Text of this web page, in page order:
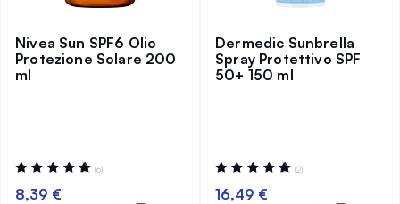
Nivea Sun SPF6 Olio
Protezione Solare 200
ml
Valutazione:
98%
(6)
8,39 €
Dermedic Sunbrella
Spray Protettivo SPF
50+ 150 ml
Valutazione:
100%
(2)
16,49 €